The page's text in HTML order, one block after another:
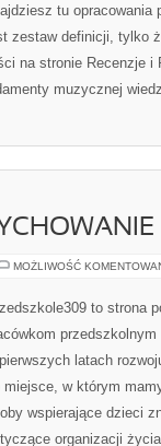
tu opracowania
zestaw definicji, tylko
na stronie Recenzje i
muzycznej
MOŻLIWOŚĆ
to strona
latach
miejsce, w którym
wspierające dzieci
organizacji